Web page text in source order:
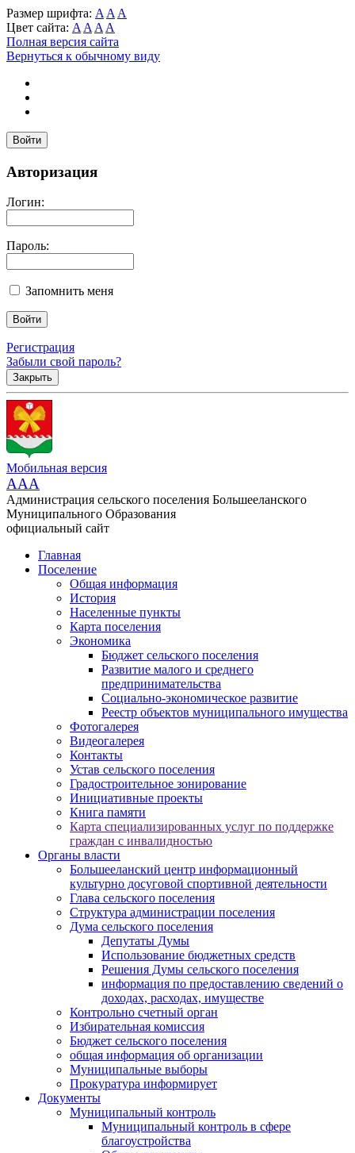
Размер шрифта: A A A
Цвет сайта: A A A A
Полная версия сайта
Вернуться к обычному виду
Войти
Авторизация
Логин:
Пароль:
Запомнить меня
Регистрация
Забыли свой пароль?
Закрыть
Мобильная версия
AAA
Администрация сельского поселения Большееланского
Муниципального Образования
официальный сайт
Главная
Поселение
Общая информация
История
Населенные пункты
Карта поселения
Экономика
Бюджет сельского поселения
Развитие малого и среднего
предпринимательства
Социально-экономическое развитие
Реестр объектов муниципального имущества
Фотогалерея
Видеогалерея
Контакты
Устав сельского поселения
Градостроительное зонирование
Инициативные проекты
Книга памяти
Карта специализированных услуг по поддержке
граждан с инвалидностью
Органы власти
Большееланский центр информационный
культурно досуговой спортивной деятельности
Глава сельского поселения
Структура администрации поселения
Дума сельского поселения
Депутаты Думы
Использование бюджетных средств
Решения Думы сельского поселения
информация по предоставлению сведений о
доходах, расходах, имуществе
Контрольно счетный орган
Избирательная комиссия
Бюджет сельского поселения
общая информация об организации
Муниципальные выборы
Прокуратура информирует
Документы
Муниципальный контроль
Муниципальный контроль в сфере
благоустройства